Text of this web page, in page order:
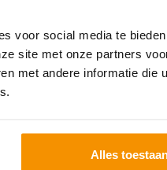
voor social media te
site met onze partners
met andere informatie die
Alles